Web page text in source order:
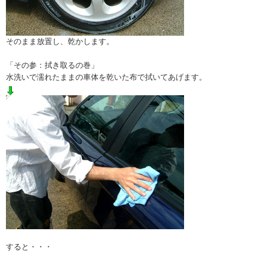
そのまま放置し、乾かします。
「その参：拭き取るの巻」
水洗いで濡れたままの車体を乾いた布で拭いてあげます。
すると・・・